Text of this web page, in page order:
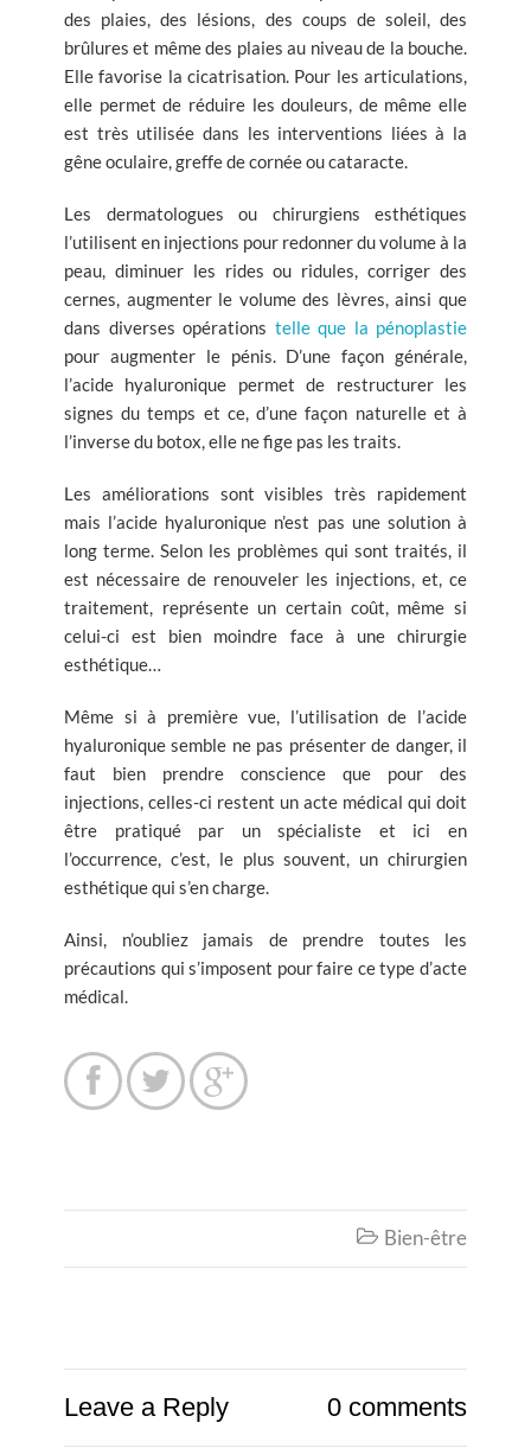
des plaies, des lésions, des coups de soleil, des
brûlures et même des plaies au niveau de la bouche.
Elle favorise la cicatrisation. Pour les articulations,
elle permet de réduire les douleurs, de même elle
est très utilisée dans les interventions liées à la
gêne oculaire, greffe de cornée ou cataracte.
Les dermatologues ou chirurgiens esthétiques
l’utilisent en injections pour redonner du volume à la
peau, diminuer les rides ou ridules, corriger des
cernes, augmenter le volume des lèvres, ainsi que
dans diverses opérations telle que la pénoplastie
pour augmenter le pénis. D’une façon générale,
l’acide hyaluronique permet de restructurer les
signes du temps et ce, d’une façon naturelle et à
l’inverse du botox, elle ne fige pas les traits.
Les améliorations sont visibles très rapidement
mais l’acide hyaluronique n’est pas une solution à
long terme. Selon les problèmes qui sont traités, il
est nécessaire de renouveler les injections, et, ce
traitement, représente un certain coût, même si
celui-ci est bien moindre face à une chirurgie
esthétique…
Même si à première vue, l’utilisation de l’acide
hyaluronique semble ne pas présenter de danger, il
faut bien prendre conscience que pour des
injections, celles-ci restent un acte médical qui doit
être pratiqué par un spécialiste et ici en
l’occurrence, c’est, le plus souvent, un chirurgien
esthétique qui s’en charge.
Ainsi, n’oubliez jamais de prendre toutes les
précautions qui s’imposent pour faire ce type d’acte
médical.
  
 Bien-être
Leave a Reply 0 comments